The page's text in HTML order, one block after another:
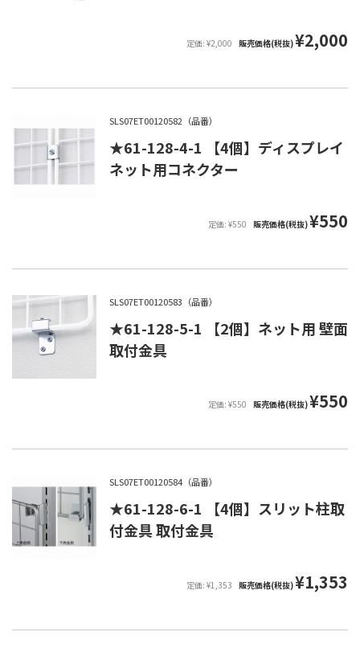
定価: ¥2,000 販売価格(税抜)¥2,000
SLS07ET00120582（品番）
★61-128-4-1 【4個】ディスプレイ
ネット用コネクター
定価: ¥550 販売価格(税抜)¥550
SLS07ET00120583（品番）
★61-128-5-1 【2個】ネット用 壁面
取付金具
定価: ¥550 販売価格(税抜)¥550
SLS07ET00120584（品番）
★61-128-6-1 【4個】スリット柱取
付金具 取付金具
定価: ¥1,353 販売価格(税抜)¥1,353